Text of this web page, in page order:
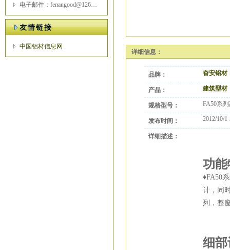
电子邮件：fenangood@126.com
友情链接
中国铝材信息网
详细信息：
品牌： 奋安铝材
产品： 建筑型材
规格型号： FA50系
发布时间： 2012/10/1
详细描述：
功
♦FA50
计，同
列，整
细